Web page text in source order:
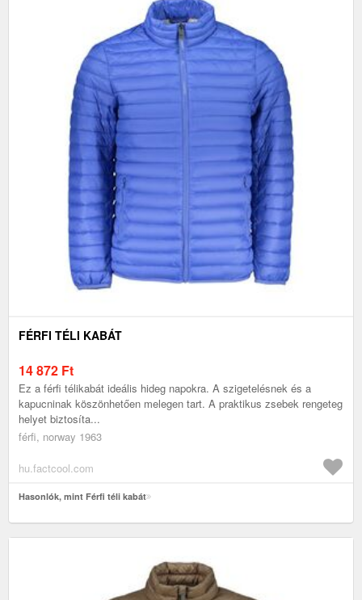
FÉRFI TÉLI KABÁT
14 872 Ft
Ez a férfi télikabát ideális hideg napokra. A szigetelésnek és a
kapucninak köszönhetően melegen tart. A praktikus zsebek rengeteg
helyet biztosíta...
férfi, norway 1963
hu.factcool.com
Hasonlók, mint Férfi téli kabát